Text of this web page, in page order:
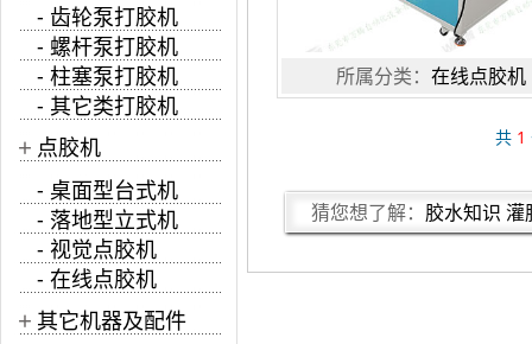
所属分类： 在线点胶机
共 1
猜您想了解： 胶水知识 灌
- 齿轮泵打胶机
- 螺杆泵打胶机
- 柱塞泵打胶机
- 其它类打胶机
+ 点胶机
- 桌面型台式机
- 落地型立式机
- 视觉点胶机
- 在线点胶机
+ 其它机器及配件